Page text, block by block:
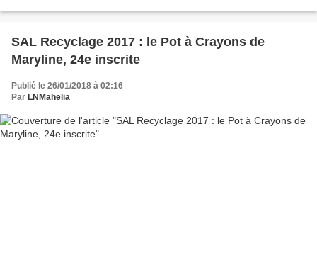
SAL Recyclage 2017 : le Pot à Crayons de
Maryline, 24e inscrite
Publié le 26/01/2018 à 02:16
Par LNMahelia